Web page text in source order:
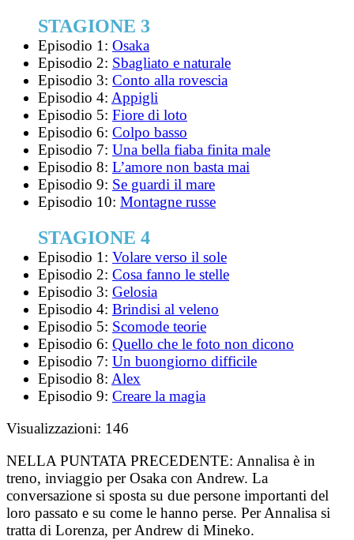
STAGIONE 3
Episodio 1: Osaka
Episodio 2: Sbagliato e naturale
Episodio 3: Conto alla rovescia
Episodio 4: Appigli
Episodio 5: Fiore di loto
Episodio 6: Colpo basso
Episodio 7: Una bella fiaba finita male
Episodio 8: L’amore non basta mai
Episodio 9: Se guardi il mare
Episodio 10: Montagne russe
STAGIONE 4
Episodio 1: Volare verso il sole
Episodio 2: Cosa fanno le stelle
Episodio 3: Gelosia
Episodio 4: Brindisi al veleno
Episodio 5: Scomode teorie
Episodio 6: Quello che le foto non dicono
Episodio 7: Un buongiorno difficile
Episodio 8: Alex
Episodio 9: Creare la magia
Visualizzazioni: 146
NELLA PUNTATA PRECEDENTE: Annalisa è in
treno, inviaggio per Osaka con Andrew. La
conversazione si sposta su due persone importanti del
loro passato e su come le hanno perse. Per Annalisa si
tratta di Lorenza, per Andrew di Mineko.